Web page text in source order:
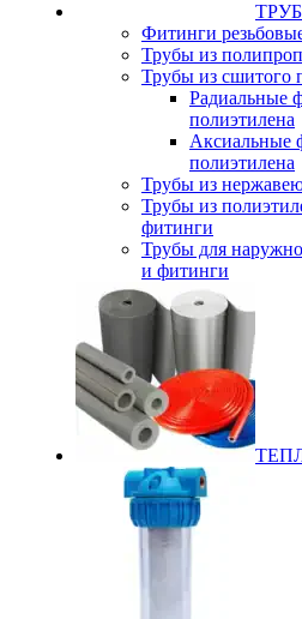
Фитинги
Трубы из
Трубы из сшитого
Радиальные
полиэтилена
Аксиальные
полиэтилена
Трубы из
Трубы из
фитинги
Трубы для
и фитинги